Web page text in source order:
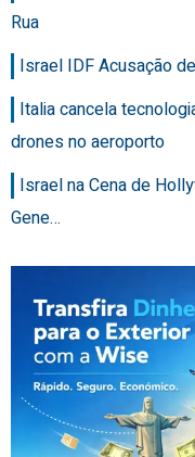
Rua
Israel IDF Acusação
Italia cancela
drones no aeroporto
Israel na Cena de
Gene…